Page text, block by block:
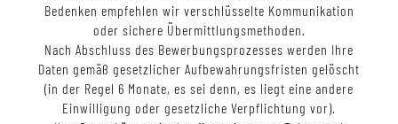
Bedenken empfehlen wir verschlüsselte Kommunikation
oder sichere Übermittlungsmethoden.
Nach Abschluss des Bewerbungsprozesses werden Ihre
Daten gemäß gesetzlicher Aufbewahrungsfristen gelöscht
(in der Regel 6 Monate, es sei denn, es liegt eine andere
Einwilligung oder gesetzliche Verpflichtung vor).